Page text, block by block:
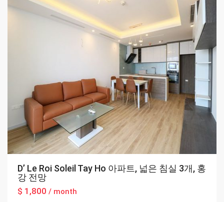
D’ Le Roi Soleil Tay Ho 아파트, 넓은 침실 3개, 홍
강 전망
$ 1,800 / month